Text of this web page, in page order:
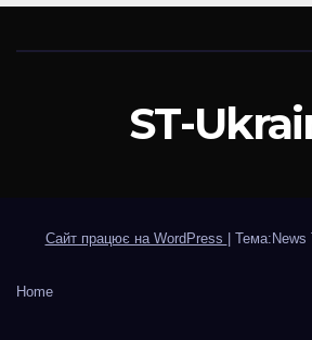
ST-
Сайт працює на WordPress Тема:News
Home